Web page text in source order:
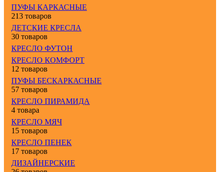
ПУФЫ КАРКАСНЫЕ
213 товаров
ДЕТСКИЕ КРЕСЛА
30 товаров
КРЕСЛО ФУТОН
КРЕСЛО КОМФОРТ
12 товаров
ПУФЫ БЕСКАРКАСНЫЕ
57 товаров
КРЕСЛО ПИРАМИДА
4 товара
КРЕСЛО МЯЧ
15 товаров
КРЕСЛО ПЕНЕК
17 товаров
ДИЗАЙНЕРСКИЕ